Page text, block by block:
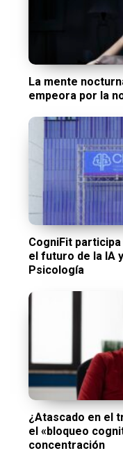
La mente
empeora por la
CogniFit
el futuro de la IA
Psicología
¿Atascado en el
el «bloqueo
concentración